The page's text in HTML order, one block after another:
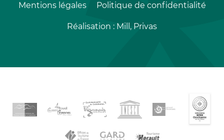
Mentions légales Politique de confidentialité
Réalisation : Mill, Privas